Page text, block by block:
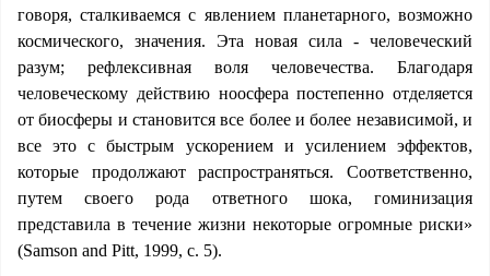
говоря, сталкиваемся с явлением планетарного, возможно
космического, значения. Эта новая сила - человеческий
разум; рефлексивная воля человечества. Благодаря
человеческому действию ноосфера постепенно отделяется
от биосферы и становится все более и более независимой, и
все это с быстрым ускорением и усилением эффектов,
которые продолжают распространяться. Соответственно,
путем своего рода ответного шока, гоминизация
представила в течение жизни некоторые огромные риски»
(Samson and Pitt, 1999, с. 5).